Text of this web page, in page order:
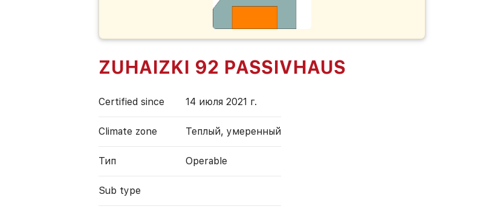
ZUHAIZKI 92 PASSIVHAUS
Certified since 14 июля 2021 г.
Climate zone Теплый, умеренный
Тип Operable
Sub type